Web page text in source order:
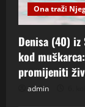
Ona traži
Denisa (40)
kod
promijeniti
admin